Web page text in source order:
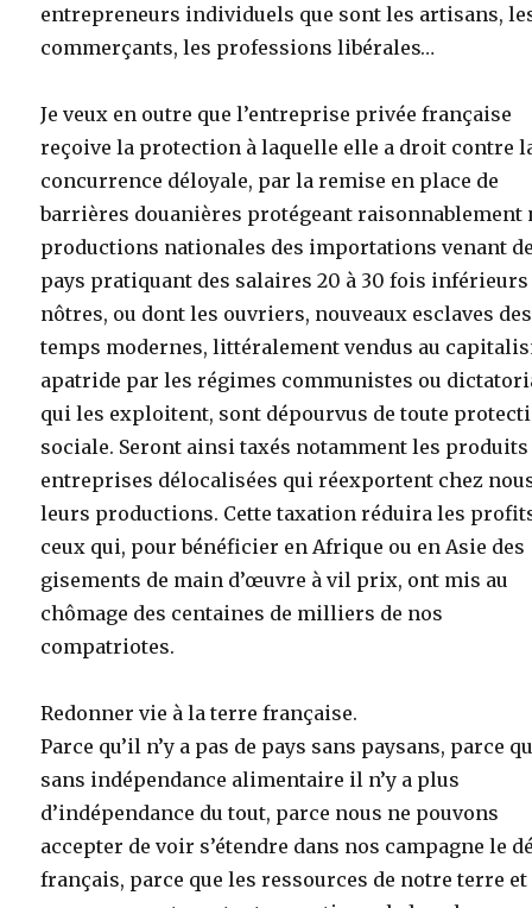
entrepreneurs individuels que sont les artisans,
commerçants, les professions libérales…
Je veux en outre que l’entreprise privée française
reçoive la protection à laquelle elle a droit contre
concurrence déloyale, par la remise en place de
barrières douanières protégeant raisonnablement
productions nationales des importations venant
pays pratiquant des salaires 20 à 30 fois inférieurs
nôtres, ou dont les ouvriers, nouveaux esclaves des
temps modernes, littéralement vendus au
apatride par les régimes communistes ou
qui les exploitent, sont dépourvus de toute
sociale. Seront ainsi taxés notamment les produits
entreprises délocalisées qui réexportent chez
leurs productions. Cette taxation réduira les
ceux qui, pour bénéficier en Afrique ou en Asie des
gisements de main d’œuvre à vil prix, ont mis au
chômage des centaines de milliers de nos
compatriotes.
Redonner vie à la terre française.
Parce qu’il n’y a pas de pays sans paysans, parce
sans indépendance alimentaire il n’y a plus
d’indépendance du tout, parce nous ne pouvons
accepter de voir s’étendre dans nos campagne le
français, parce que les ressources de notre terre et